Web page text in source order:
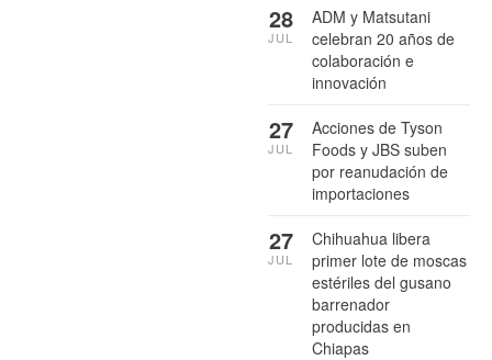
ADM y Matsutani
celebran 20 años de
colaboración e
innovación
28
JUL
Acciones de Tyson
Foods y JBS suben
por reanudación de
importaciones
27
JUL
Chihuahua libera
primer lote de moscas
estériles del gusano
barrenador
producidas en
Chiapas
27
JUL